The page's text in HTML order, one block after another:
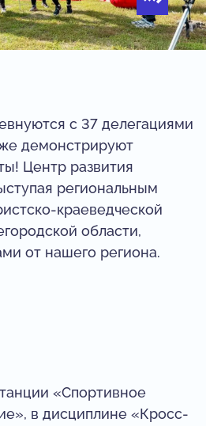
с 37 делегациями
демонстрируют
Центр развития
региональным
краеведческой
области,
от нашего региона.
«Спортивное
в дисциплине «Кросс-